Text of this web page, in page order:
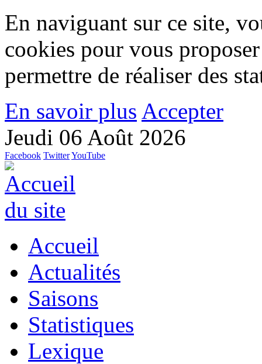
En naviguant sur ce site,
cookies pour vous
permettre de réaliser des
En savoir plus Accepter
Jeudi 06 Août 2026
Facebook TwitterYouTube
Accueil
Actualités
Saisons
Statistiques
Lexique